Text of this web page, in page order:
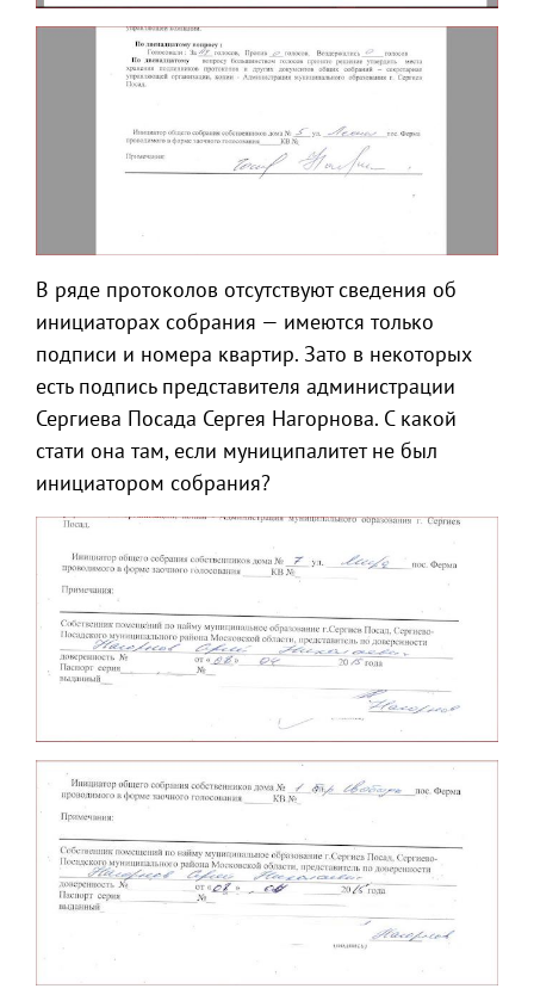
В ряде протоколов отсутствуют сведения об
инициаторах собрания — имеются только
подписи и номера квартир. Зато в некоторых
есть подпись представителя администрации
Сергиева Посада Сергея Нагорнова. С какой
стати она там, если муниципалитет не был
инициатором собрания?